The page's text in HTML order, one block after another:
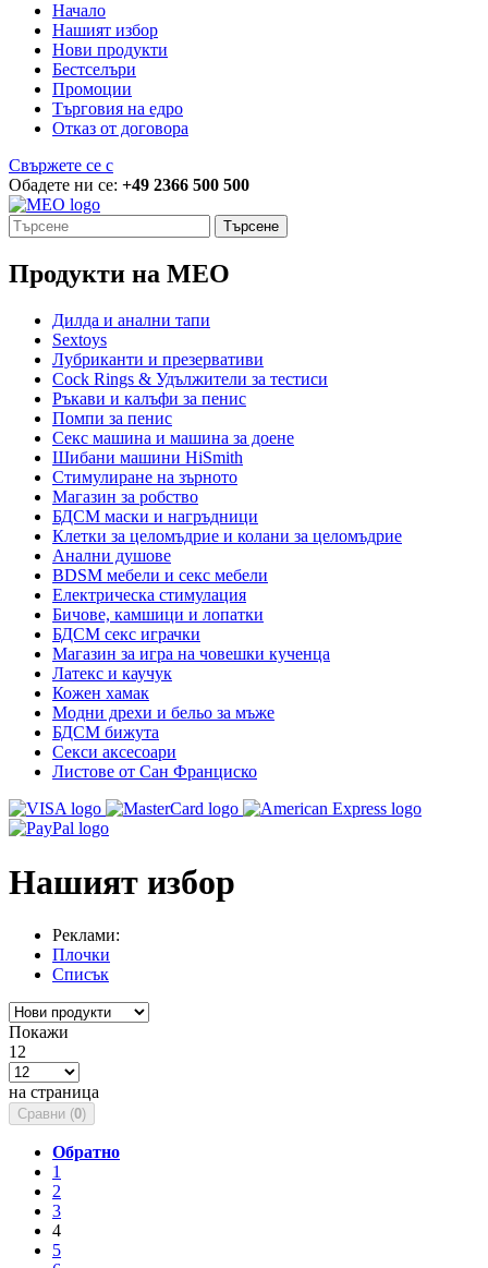
Начало
Нашият избор
Нови продукти
Бестселъри
Промоции
Търговия на едро
Отказ от договора
Свържете се с
Обадете ни се: +49 2366 500 500
Търсене
Продукти на MEO
Дилда и анални тапи
Sextoys
Лубриканти и презервативи
Cock Rings & Удължители за тестиси
Ръкави и калъфи за пенис
Помпи за пенис
Секс машина и машина за доене
Шибани машини HiSmith
Стимулиране на зърното
Магазин за робство
БДСМ маски и нагръдници
Клетки за целомъдрие и колани за целомъдрие
Анални душове
BDSM мебели и секс мебели
Електрическа стимулация
Бичове, камшици и лопатки
БДСМ секс играчки
Магазин за игра на човешки кученца
Латекс и каучук
Кожен хамак
Модни дрехи и бельо за мъже
БДСМ бижута
Секси аксесоари
Листове от Сан Франциско
Нашият избор
Реклами:
Плочки
Списък
Покажи
12
на страница
Сравни (0)
Обратно
1
2
3
4
5